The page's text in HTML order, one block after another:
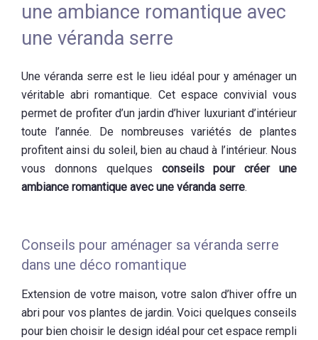
une ambiance romantique avec
une véranda serre
Une véranda serre est le lieu idéal pour y aménager un
véritable abri romantique. Cet espace convivial vous
permet de profiter d’un jardin d’hiver luxuriant d’intérieur
toute l’année. De nombreuses variétés de plantes
profitent ainsi du soleil, bien au chaud à l’intérieur. Nous
vous donnons quelques conseils pour créer une
ambiance romantique avec une véranda serre.
Conseils pour aménager sa véranda serre
dans une déco romantique
Extension de votre maison, votre salon d’hiver offre un
abri pour vos plantes de jardin. Voici quelques conseils
pour bien choisir le design idéal pour cet espace rempli